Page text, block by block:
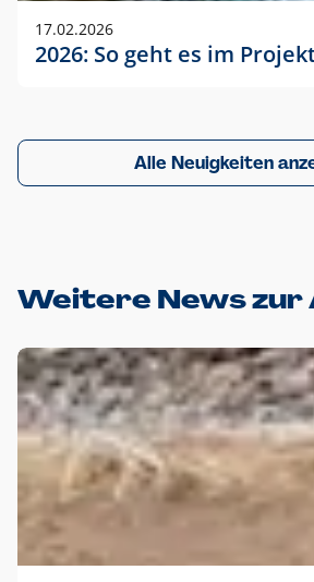
17.02.2026
2026: So geht es im
Alle Neuigkeiten
Weitere News zur